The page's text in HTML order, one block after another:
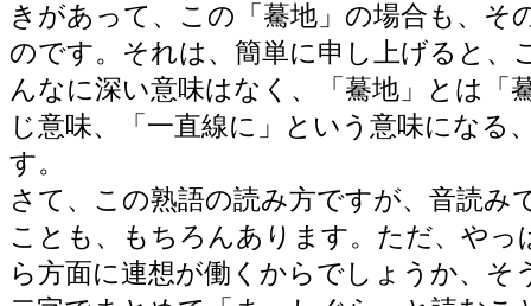
きがあって、この「驀地」の場合も、そ
のです。それは、簡単に申し上げると、
んなに深い意味はなく、「驀地」とは「
じ意味、「一直線に」という意味になる
す。
さて、この熟語の読み方ですが、音読み
ことも、もちろんあります。ただ、やっ
ら方面に連想が働くからでしょうか、そ